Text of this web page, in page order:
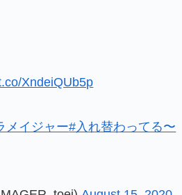
XndeiQUb5p
メイジャー
#入れ替わってる〜
August 15, 2020